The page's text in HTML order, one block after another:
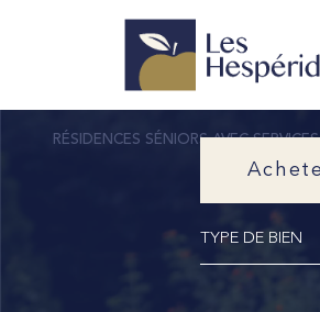
de l'ancien
TYPE DE BIEN
RÉSIDENCES SÉNIORS AVEC SERVICES